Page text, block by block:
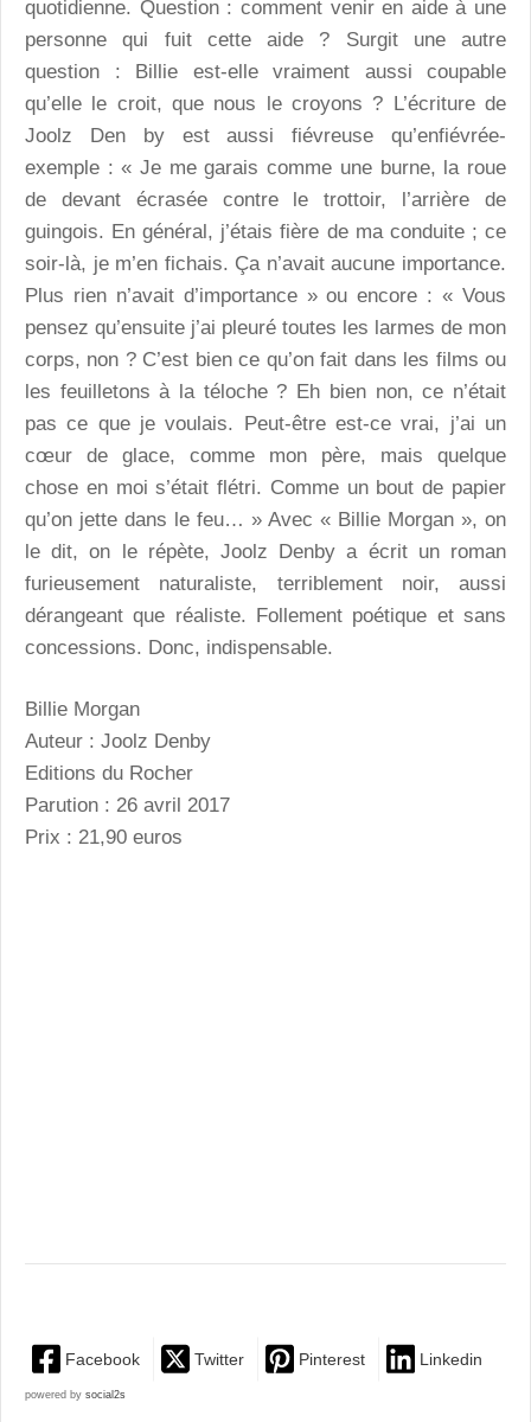
quotidienne. Question : comment venir en aide à une
personne qui fuit cette aide ? Surgit une autre
question : Billie est-elle vraiment aussi coupable
qu’elle le croit, que nous le croyons ? L’écriture de
Joolz Den by est aussi fiévreuse qu’enfiévrée-
exemple : « Je me garais comme une burne, la roue
de devant écrasée contre le trottoir, l’arrière de
guingois. En général, j’étais fière de ma conduite ; ce
soir-là, je m’en fichais. Ça n’avait aucune importance.
Plus rien n’avait d’importance » ou encore : « Vous
pensez qu’ensuite j’ai pleuré toutes les larmes de mon
corps, non ? C’est bien ce qu’on fait dans les films ou
les feuilletons à la téloche ? Eh bien non, ce n’était
pas ce que je voulais. Peut-être est-ce vrai, j’ai un
cœur de glace, comme mon père, mais quelque
chose en moi s’était flétri. Comme un bout de papier
qu’on jette dans le feu… » Avec « Billie Morgan », on
le dit, on le répète, Joolz Denby a écrit un roman
furieusement naturaliste, terriblement noir, aussi
dérangeant que réaliste. Follement poétique et sans
concessions. Donc, indispensable.
Billie Morgan
Auteur : Joolz Denby
Editions du Rocher
Parution : 26 avril 2017
Prix : 21,90 euros
Facebook Twitter Pinterest Linkedin
powered by social2s